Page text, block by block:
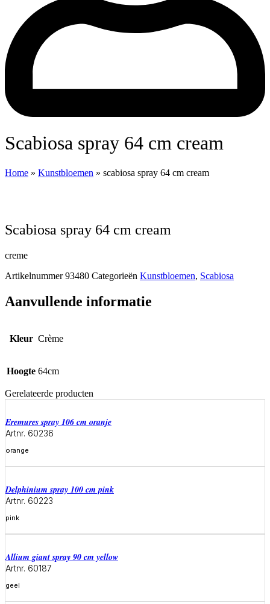
scabiosa spray 64 cm cream
Home » Kunstbloemen » scabiosa spray 64 cm cream
scabiosa spray 64 cm cream
creme
Artikelnummer93480 Categorieën Kunstbloemen, Scabiosa
Aanvullende informatie
Kleur Crème
Hoogte 64cm
Gerelateerde producten
eremures spray 106 cm oranje
Artnr. 60236
orange
Meer informatie
delphinium spray 100 cm pink
Artnr. 60223
pink
Meer informatie
allium giant spray 90 cm yellow
Artnr. 60187
geel
Meer informatie